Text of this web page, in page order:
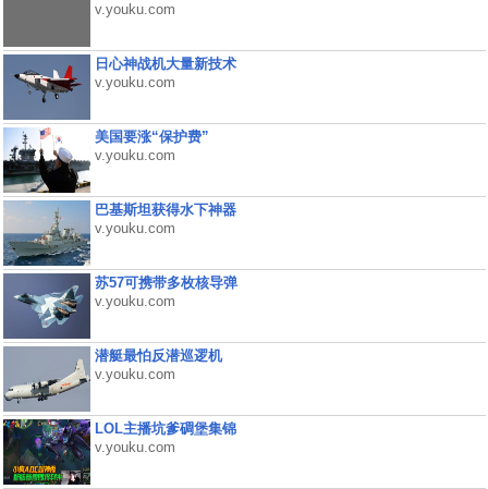
v.youku.com
日心神战机大量新技术
v.youku.com
美国要涨“保护费”
v.youku.com
巴基斯坦获得水下神器
v.youku.com
苏57可携带多枚核导弹
v.youku.com
潜艇最怕反潜巡逻机
v.youku.com
LOL主播坑爹碉堡集锦
v.youku.com